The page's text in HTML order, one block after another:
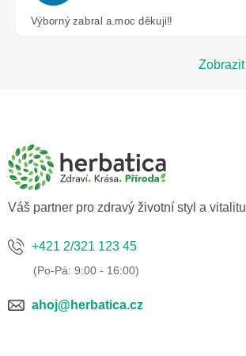
Výborný zabral a.moc děkuji!!
a
Váš partner pro zdravý životní styl a
+421 2/321 123 45
ahoj@herbatica.cz